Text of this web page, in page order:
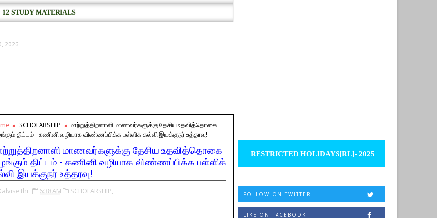
12 STUDY MATERIALS
2026
SCHOLARSHIP
மாற்றுத்திறனாளி மாணவர்களுக்கு தேசிய உதவித்தொகை
திட்டம் - கணினி வழியாக விண்ணப்பிக்க பள்ளிக் கல்வி இயக்குநர் உத்தரவு!
மாணவர்களுக்கு தேசிய உதவித்தொகை
திட்டம் - கணினி வழியாக விண்ணப்பிக்க பள்ளிக்
இயக்குநர் உத்தரவு!
6:38 AM SCHOLARSHIP,
RESTRICTED HOLIDAYS[RL]- 2025
FOLLOW ON TWITTER
LIKE ON FACEBOOK